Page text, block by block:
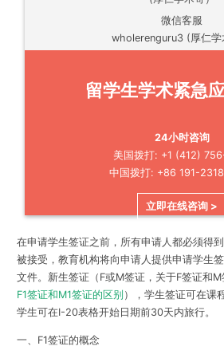
微信客服
wholerenguru3 (厚仁学
留学生学术紧急
24小时咨询
美国拨打: +1 (412)
中国拨打: +86 191-
立即在线咨询 >
在申请学生签证之前，所有申请人都必须得
被接受，教育机构将向申请人提供申请学生
文件。新生签证（F或M签证，关于F签证和
F1签证和M1签证的区别 ），学生签证可在课
学生可在I-20表格开始日期前30天内旅行。
一、 F1签证的概念